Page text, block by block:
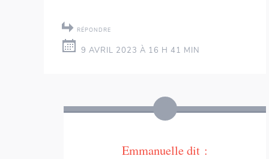
RÉPONDRE
9 AVRIL 2023 À 16 H 41 MIN
Emmanuelledit :